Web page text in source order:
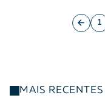
MAIS RECENTES
1